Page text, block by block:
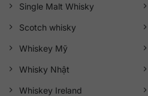
Single Malt Whisky
Scotch whisky
Whiskey Mỹ
Whisky Nhật
Whiskey Ireland